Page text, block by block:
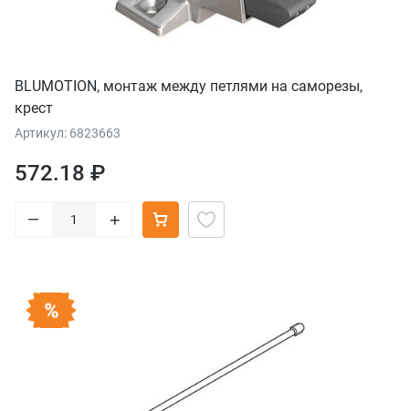
BLUMOTION, монтаж между петлями на саморезы,
крест
Артикул: 6823663
572.18 ₽
– +